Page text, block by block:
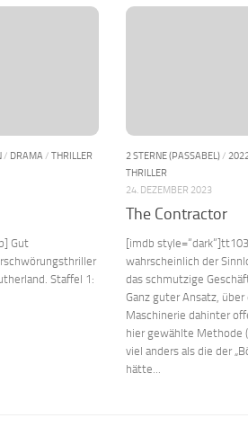
/ DRAMA / THRILLER
Gut
Staffel 1:
2 STERNE (PASSABEL)/
THRILLER
24. DEZEMBER 2023
The Contractor
[imdb
wahrscheinlich der
das schmutzige
Ganz guter Ansatz,
Maschinerie dahinter
hier gewählte Methode
viel anders als die der
hätte...